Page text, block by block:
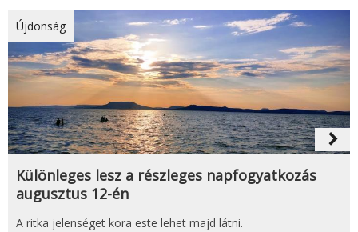
Újdonság
navigate_next
Különleges lesz a részleges napfogyatkozás
augusztus 12-én
A ritka jelenséget kora este lehet majd látni.